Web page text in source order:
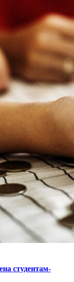
студентам-